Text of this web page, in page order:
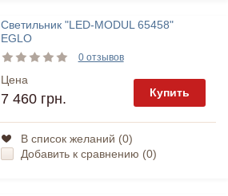
Светильник "LED-MODUL 65458"
EGLO
0 отзывов
Цена
7 460 грн. Купить
В список желаний (0)
Добавить к сравнению (0)